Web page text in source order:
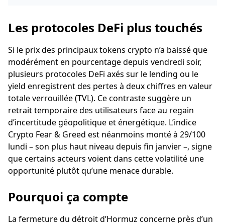
Les protocoles DeFi plus touchés
Si le prix des principaux tokens crypto n’a baissé que
modérément en pourcentage depuis vendredi soir,
plusieurs protocoles DeFi axés sur le lending ou le
yield enregistrent des pertes à deux chiffres en valeur
totale verrouillée (TVL). Ce contraste suggère un
retrait temporaire des utilisateurs face au regain
d’incertitude géopolitique et énergétique. L’indice
Crypto Fear & Greed est néanmoins monté à 29/100
lundi – son plus haut niveau depuis fin janvier –, signe
que certains acteurs voient dans cette volatilité une
opportunité plutôt qu’une menace durable.
Pourquoi ça compte
La fermeture du détroit d’Hormuz concerne près d’un